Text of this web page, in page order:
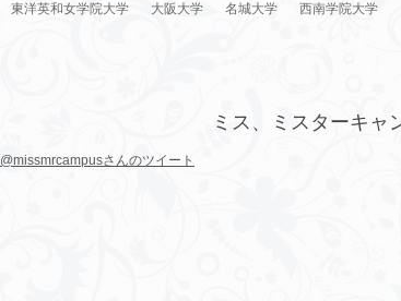
東洋英和女学院大学
大阪大学 名城大学 西南学院大学
ミス、ミスターキャ
@missmrcampusさんのツイート